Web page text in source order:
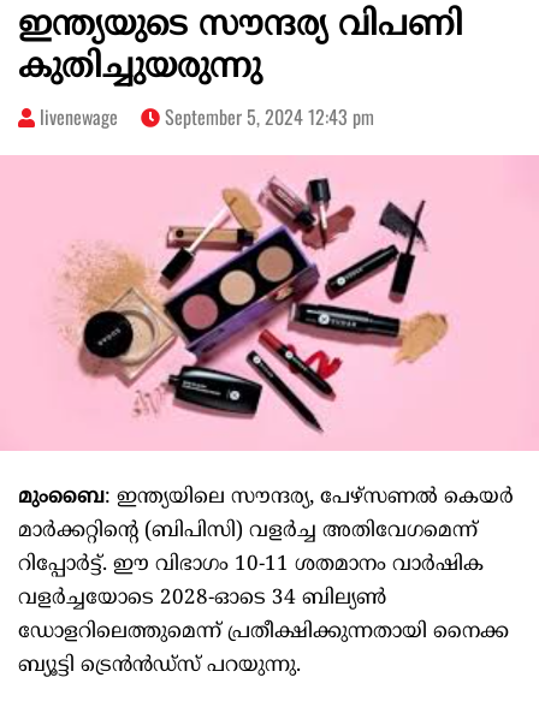
ഇന്ത്യയുടെ സൗന്ദര്യ വിപണി
കുതിച്ചുയരുന്നു
livenewage September 5, 2024 12:43 pm
മുംബൈ: ഇന്ത്യയിലെ സൗന്ദര്യ, പേഴ്സണല്‍ കെയര്‍
മാര്‍ക്കറ്റിന്റെ (ബിപിസി) വളര്‍ച്ച അതിവേഗമെന്ന്
റിപ്പോര്‍ട്ട്. ഈ വിഭാഗം 10-11 ശതമാനം വാര്‍ഷിക
വളര്‍ച്ചയോടെ 2028-ഓടെ 34 ബില്യണ്‍
ഡോളറിലെത്തുമെന്ന് പ്രതീക്ഷിക്കുന്നതായി നൈക്ക
ബ്യൂട്ടി ട്രെന്‍ന്‍ഡ്‌സ് പറയുന്നു.